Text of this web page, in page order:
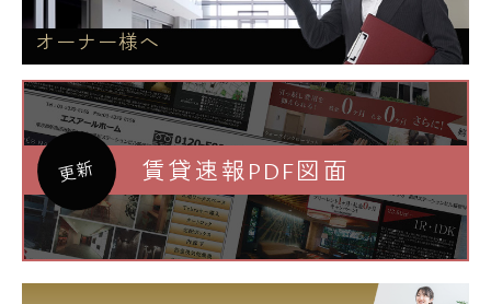
オーナー様へ
更新 賃貸速報PDF図面